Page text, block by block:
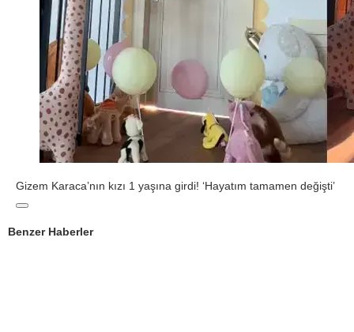
Gizem Karaca’nın kızı 1 yaşına girdi! ‘Hayatım tamamen değişti’
Benzer Haberler